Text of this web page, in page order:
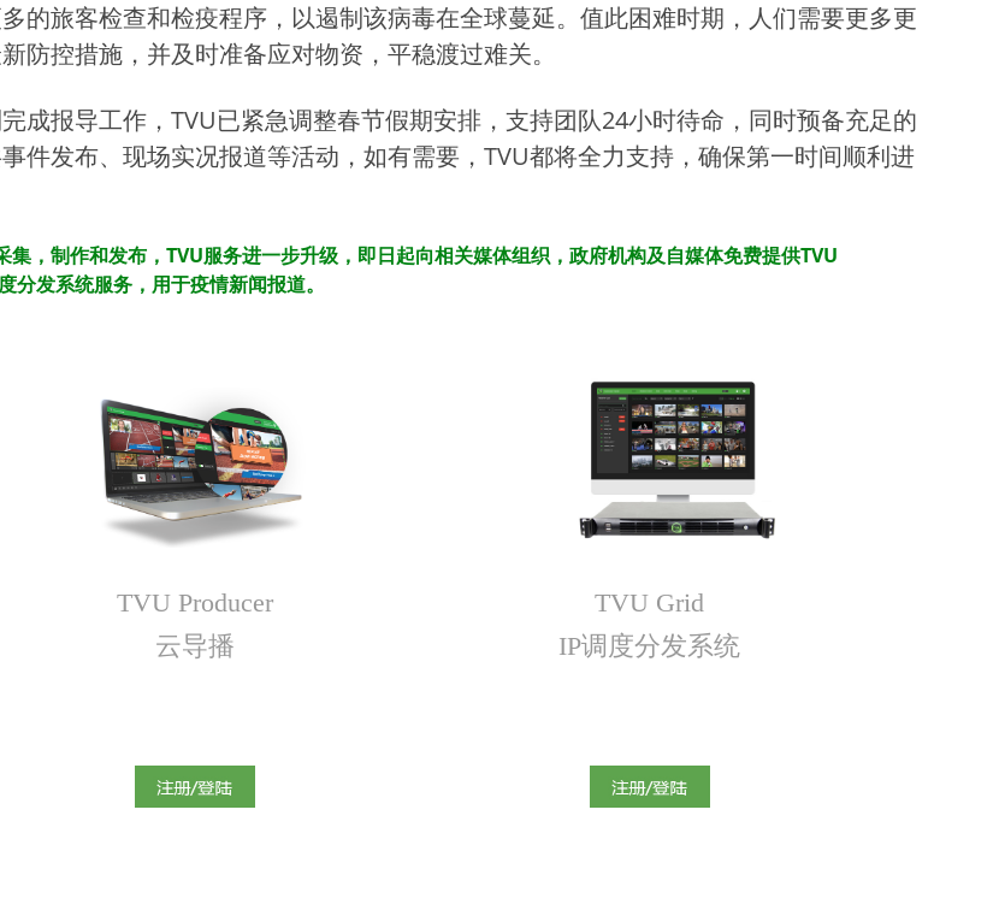
的旅客检查和检疫程序，以遏制该病毒在全球蔓延。值此困难时期，人们需要更多更
防控措施，并及时准备应对物资，平稳渡过难关。
成报导工作，TVU已紧急调整春节假期安排，支持团队24小时待命，同时预备充足的
件发布、现场实况报道等活动，如有需要，TVU都将全力支持，确保第一时间顺利进
，制作和发布，TVU服务进一步升级，即日起向相关媒体组织，政府机构及自媒体免费提供TVU
发系统服务，用于疫情新闻报道。
TVU Producer
云导播
TVU Grid
IP调度分发系统